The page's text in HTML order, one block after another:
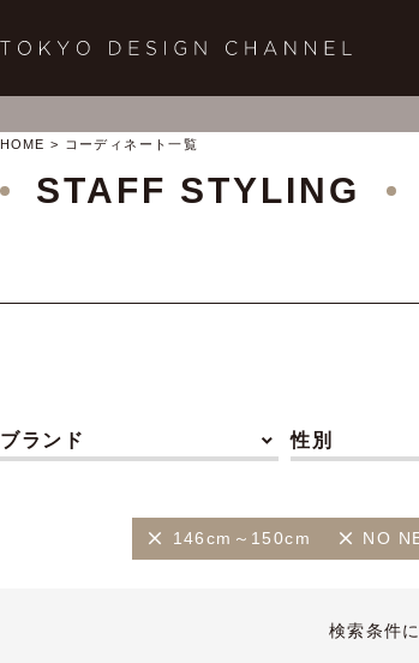
HOME コーディネート一覧
STAFF STYLING
ブランド 性別
146cm～150cm NO
検索条件